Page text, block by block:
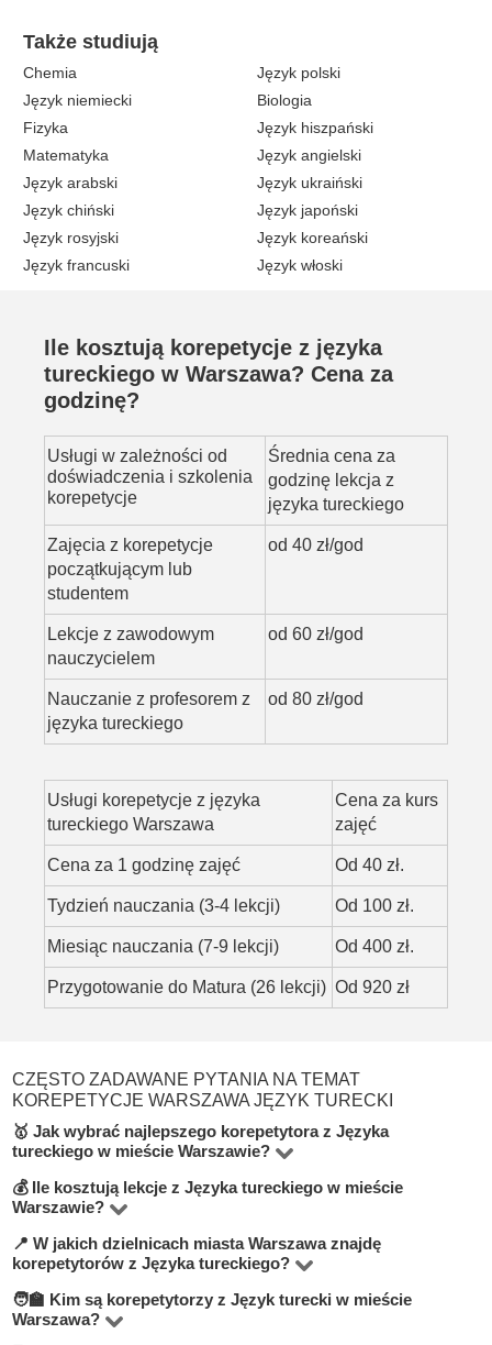
Także studiują
Chemia
Język polski
Język niemiecki
Biologia
Fizyka
Język hiszpański
Matematyka
Język angielski
Język arabski
Język ukraiński
Język chiński
Język japoński
Język rosyjski
Język koreański
Język francuski
Język włoski
Ile kosztują korepetycje z języka
tureckiego w Warszawa? Cena za
godzinę?
Usługi w zależności od
doświadczenia i szkolenia
korepetycje
Średnia cena za
godzinę lekcja z
języka tureckiego
Zajęcia z korepetycje
początkującym lub
studentem
od 40 zł/god
Lekcje z zawodowym
nauczycielem
od 60 zł/god
Nauczanie z profesorem z
języka tureckiego
od 80 zł/god
Usługi korepetycje z języka
tureckiego Warszawa
Cena za kurs
zajęć
Cena za 1 godzinę zajęć Od 40 zł.
Tydzień nauczania (3-4 lekcji) Od 100 zł.
Miesiąc nauczania (7-9 lekcji) Od 400 zł.
Przygotowanie do Matura (26 lekcji) Od 920 zł
CZĘSTO ZADAWANE PYTANIA NA TEMAT
KOREPETYCJE WARSZAWA JĘZYK TURECKI
🥇 Jak wybrać najlepszego korepetytora z Języka
tureckiego w mieście Warszawie?
Na platformie BUKI znajdziesz 10 korepetytorów
oferujących zajęcia z Język turecki w miejscowości
Warszawa. Przy wyborze zwróć uwagę na cenę, opinie,
szukać korepetytorów z opcją darmowej lekcji próbnej,
💰 Ile kosztują lekcje z Języka tureckiego w mieście
Warszawie?
Ceny zależą od poziomu, doświadczenia korepetytora i
trybu zajęć (online lub stacjonarnie). Średnia cena w
mieście Warszawa wynosi od 60 do 100 zł/h.
📍 W jakich dzielnicach miasta Warszawa znajdę
korepetytorów z Języka tureckiego?
Na BUKI możesz znaleźć nauczycieli w niemal
wszystkich dzielnicach miasta Warszawa. Możesz też
🧑‍🏫 Kim są korepetytorzy z Język turecki w mieście
Warszawa?